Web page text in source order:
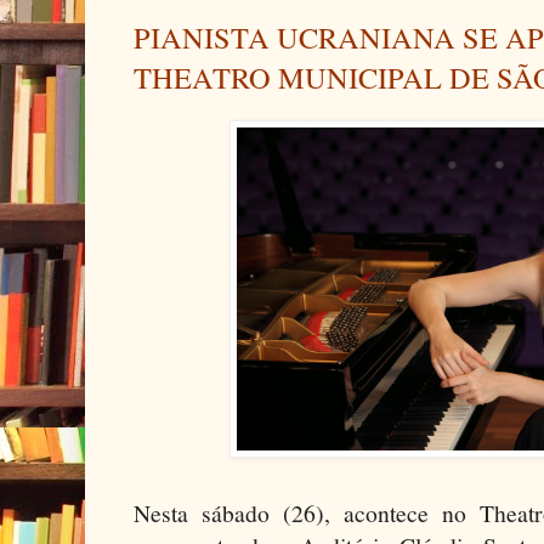
PIANISTA UCRANIANA SE
THEATRO MUNICIPAL DE
Nesta sábado (26), acontece no